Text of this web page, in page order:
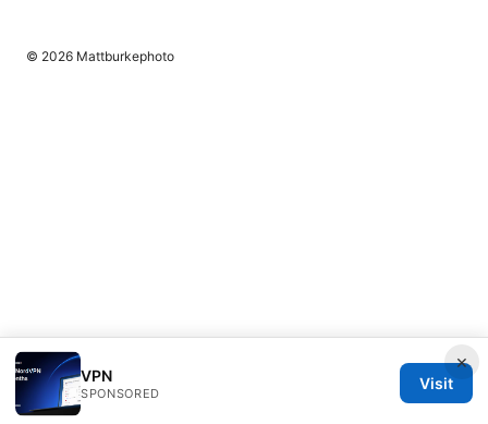
×
VPN
SPONSORED
Visit
© 2026 Mattburkephoto